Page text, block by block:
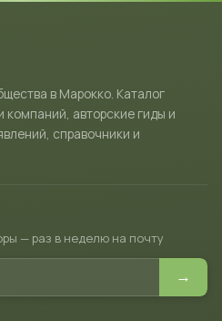
в Марокко. Каталог
компаний, авторские гиды и
справочники и
— раз в неделю на почту
→